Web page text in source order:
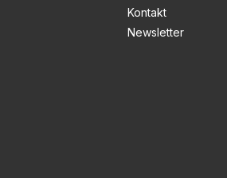
Kontakt
Newsletter